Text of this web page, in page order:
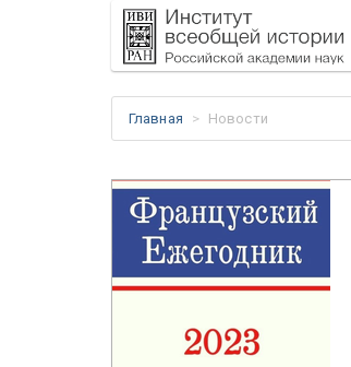
Главная Новости